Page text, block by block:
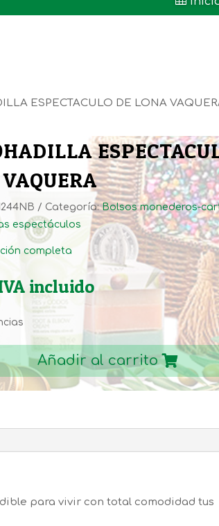
ESPECTACULO DE LONA
Categoría:Bolsos monederos-
espectáculos
completa
incluido
Añadir al carrito
para vivir con total comodidad tus